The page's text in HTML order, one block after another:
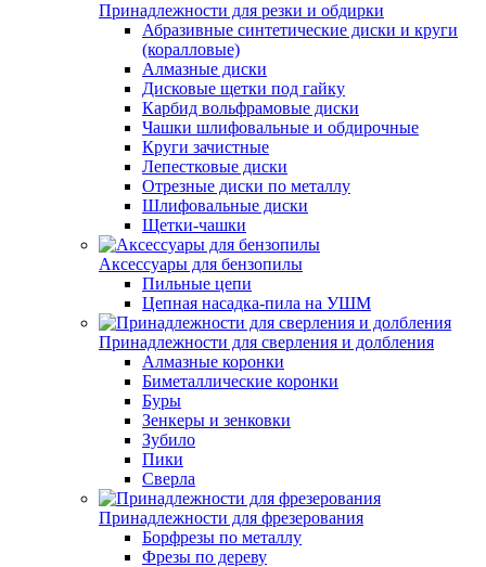
Принадлежности для резки и обдирки
Абразивные синтетические диски и круги
(коралловые)
Алмазные диски
Дисковые щетки под гайку
Карбид вольфрамовые диски
Чашки шлифовальные и обдирочные
Круги зачистные
Лепестковые диски
Отрезные диски по металлу
Шлифовальные диски
Щетки-чашки
Аксессуары для бензопилы
Пильные цепи
Цепная насадка-пила на УШМ
Принадлежности для сверления и долбления
Алмазные коронки
Биметаллические коронки
Буры
Зенкеры и зенковки
Зубило
Пики
Сверла
Принадлежности для фрезерования
Борфрезы по металлу
Фрезы по дереву